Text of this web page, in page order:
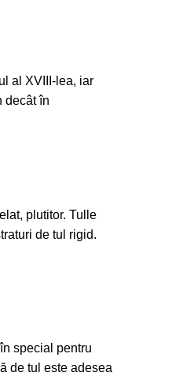
al XVIII-lea, iar
în
plutitor. Tulle
de tul rigid.
special pentru
de tul este adesea